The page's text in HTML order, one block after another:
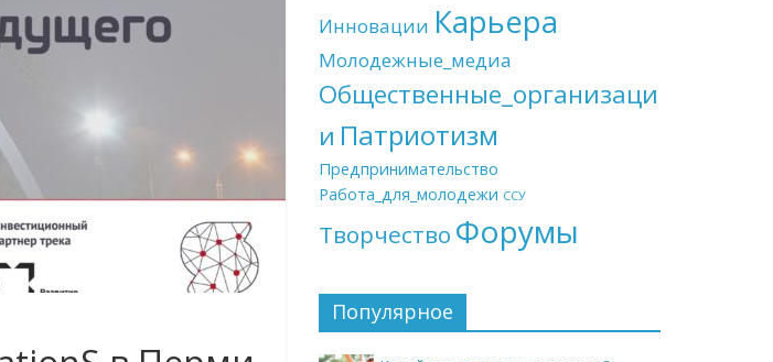
Инновации Карьера
Молодежные_медиа
Общественные_организаци
и Патриотизм
Предпринимательство
Работа_для_молодежи ССУ
Творчество Форумы
Популярное